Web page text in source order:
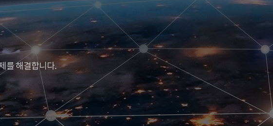
를 해결합니다.